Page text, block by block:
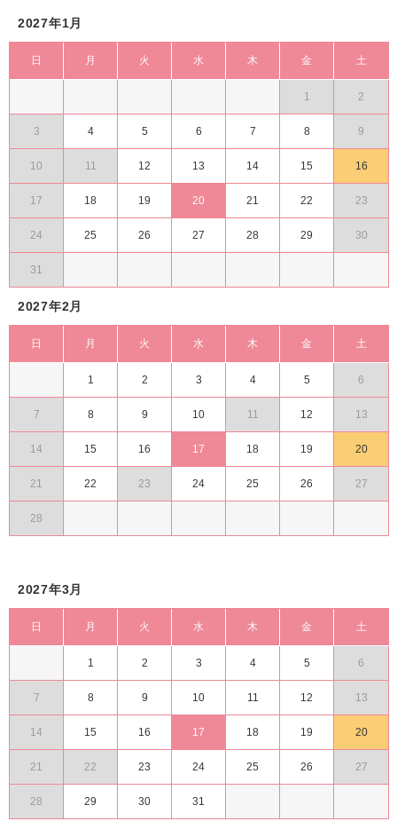
2027年1月
日 月 火 水 木 金 土
1 2
3 4 5 6 7 8 9
10 11 12 13 14 15 16
17 18 19 20 21 22 23
24 25 26 27 28 29 30
31
2027年2月
日 月 火 水 木 金 土
1 2 3 4 5 6
7 8 9 10 11 12 13
14 15 16 17 18 19 20
21 22 23 24 25 26 27
28
2027年3月
日 月 火 水 木 金 土
1 2 3 4 5 6
7 8 9 10 11 12 13
14 15 16 17 18 19 20
21 22 23 24 25 26 27
28 29 30 31